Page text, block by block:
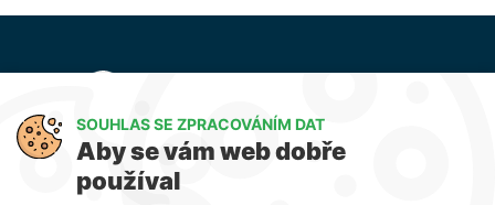
Ochrana osobních údajů Přihlášení
Copyright © 2026 | Clevelings s.r.o | by
SOUHLAS SE ZPRACOVÁNÍM DAT
Aby se vám web dobře
používal